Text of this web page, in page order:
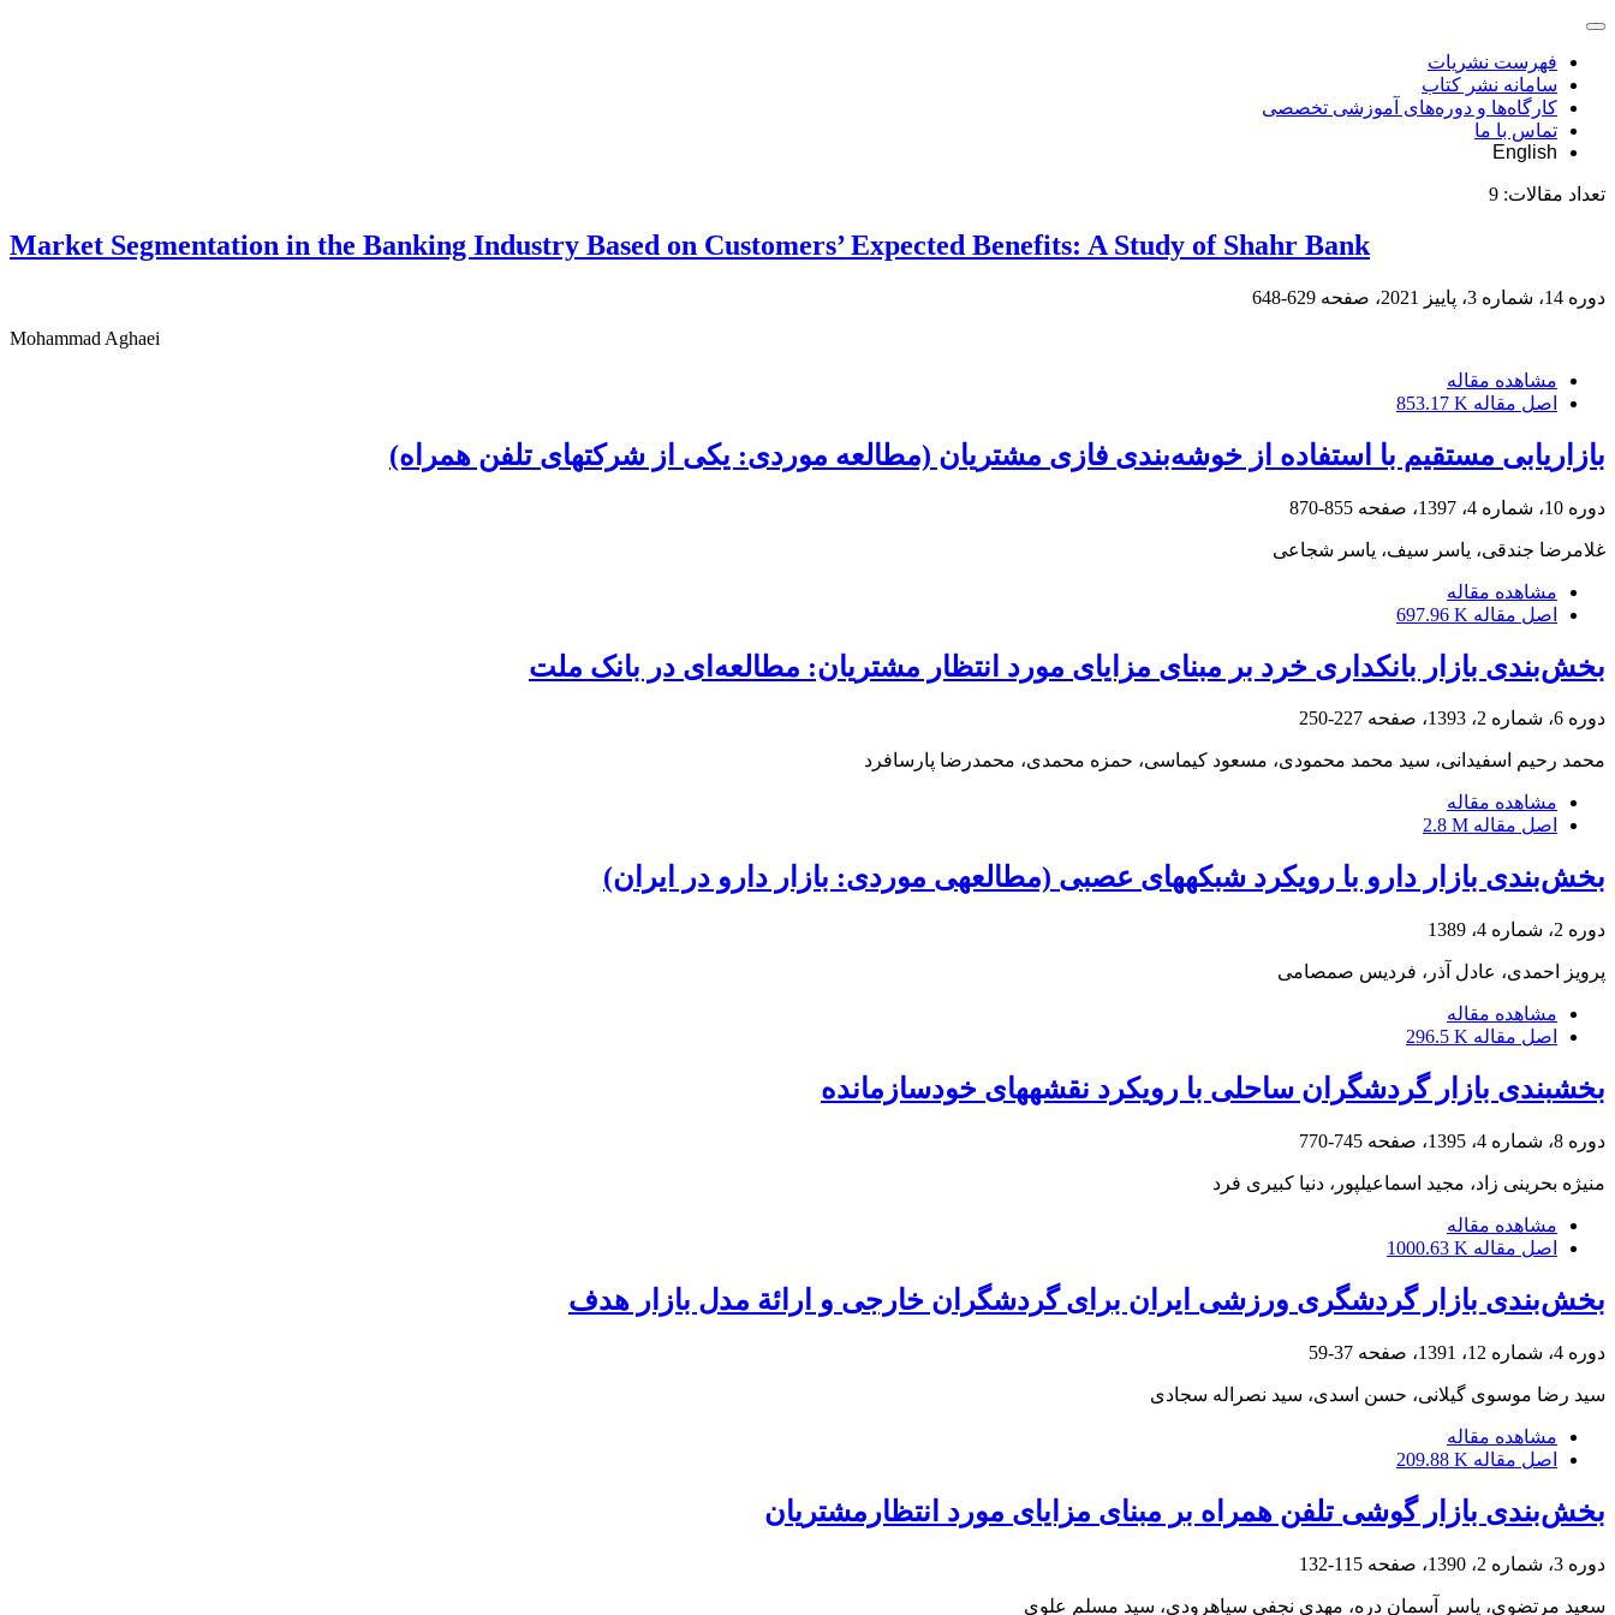
فهرست نشریات
سامانه نشر کتاب
کارگاه‌ها و دوره‌های آموزشی تخصصی
تماس با ما
English
تعداد مقالات: 9
Market Segmentation in the Banking Industry Based on Customers’ Expected Benefits: A Study of Shahr Bank
دوره 14، شماره 3، پاییز 2021، صفحه
629-648
Mohammad Aghaei
مشاهده مقاله
اصل مقاله 853.17 K
بازاریابی مستقیم با استفاده از خوشه‌بندی فازی مشتریان (مطالعه موردی: یکی از شرکت‎های تلفن همراه)
دوره 10، شماره 4، 1397، صفحه 855-870
غلامرضا جندقی، یاسر سیف، یاسر شجاعی
مشاهده مقاله
اصل مقاله 697.96 K
بخش‌بندی بازار بانکداری خرد بر مبنای مزایای مورد انتظار مشتریان: مطالعه‌ای در بانک ملت
دوره 6، شماره 2، 1393، صفحه 227-250
محمد رحیم اسفیدانی، سید محمد محمودی، مسعود کیماسی، حمزه محمدی، محمدرضا پارسافرد
مشاهده مقاله
اصل مقاله 2.8 M
بخش‌بندی بازار دارو با رویکرد شبکه‎های عصبی (مطالعه‎ی موردی: بازار دارو در ایران)
دوره 2، شماره 4، 1389
پرویز احمدی، عادل آذر، فردیس صمصامی
مشاهده مقاله
اصل مقاله 296.5 K
بخش‎بندی بازار گردشگران ساحلی با رویکرد نقشه‎های خودسازمان‎ده
دوره 8، شماره 4، 1395، صفحه 745-770
منیژه بحرینی زاد، مجید اسماعیل‎پور، دنیا کبیری فرد
مشاهده مقاله
اصل مقاله 1000.63 K
بخش‌بندی بازار گردشگری ورزشی ایران برای گردشگران خارجی و ارائة مدل بازار هدف
دوره 4، شماره 12، 1391، صفحه 37-59
سید رضا موسوی گیلانی، حسن اسدی، سید نصراله سجادی
مشاهده مقاله
اصل مقاله 209.88 K
بخش‌بندی بازار گوشی تلفن همراه بر مبنای مزایای مورد انتظارمشتریان
دوره 3، شماره 2، 1390، صفحه 115-132
سعید مرتضوی، یاسر آسمان دره، مهدی نجفی سیاهرودی، سید مسلم علوی